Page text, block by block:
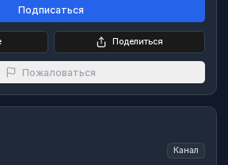
Подписаться
Поделиться
Пожаловаться
Канал